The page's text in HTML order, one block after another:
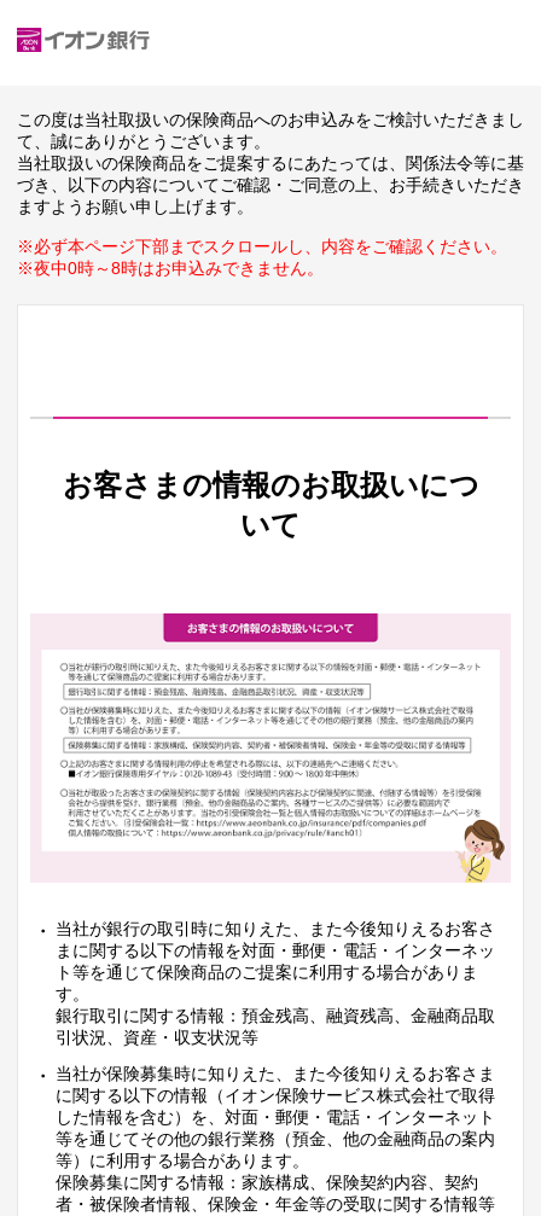
この度は当社取扱いの保険商品へのお申込みをご検討いただきまし
て、誠にありがとうございます。
当社取扱いの保険商品をご提案するにあたっては、関係法令等に基
づき、以下の内容についてご確認・ご同意の上、お手続きいただき
ますようお願い申し上げます。
※必ず本ページ下部までスクロールし、内容をご確認ください。
※夜中0時～8時はお申込みできません。
お客さまの情報のお取扱いにつ
いて
当社が銀行の取引時に知りえた、また今後知りえるお客さ
まに関する以下の情報を対面・郵便・電話・インターネッ
ト等を通じて保険商品のご提案に利用する場合がありま
す。
銀行取引に関する情報：預金残高、融資残高、金融商品取
引状況、資産・収支状況等
当社が保険募集時に知りえた、また今後知りえるお客さま
に関する以下の情報（イオン保険サービス株式会社で取得
した情報を含む）を、対面・郵便・電話・インターネット
等を通じてその他の銀行業務（預金、他の金融商品の案内
等）に利用する場合があります。
保険募集に関する情報：家族構成、保険契約内容、契約
者・被保険者情報、保険金・年金等の受取に関する情報等